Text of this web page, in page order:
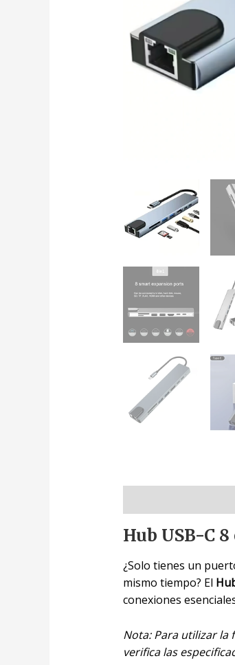
Hub USB-C
¿Solo tienes un
mismo tiempo? El
conexiones
Nota: Para utilizar la
verifica las